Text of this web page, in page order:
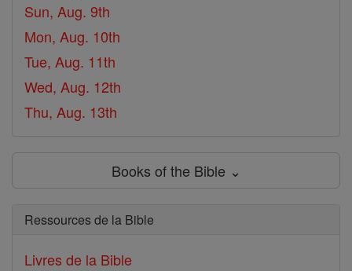
Sun, Aug. 9th
Mon, Aug. 10th
Tue, Aug. 11th
Wed, Aug. 12th
Thu, Aug. 13th
Books of the Bible ⌄
Ressources de la Bible
Livres de la Bible